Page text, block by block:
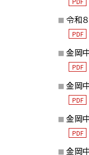
令和
PDF
金岡
PDF
金岡
PDF
金岡
PDF
金岡